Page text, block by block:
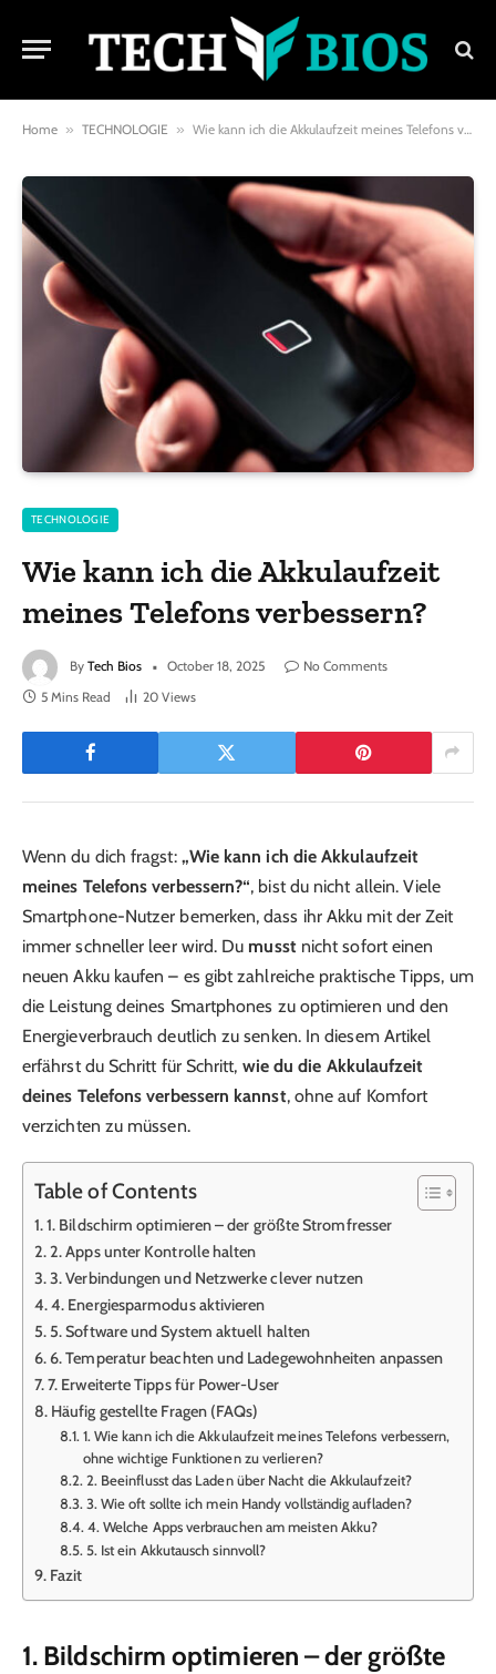
Home » TECHNOLOGIE » Wie kann ich die Akkulaufzeit meines Telefons verbessern?
TECHNOLOGIE
Wie kann ich die Akkulaufzeit
meines Telefons verbessern?
By Tech Bios October 18, 2025
No Comments
5 Mins Read
20 Views
Wenn du dich fragst: „Wie kann ich die Akkulaufzeit
meines Telefons verbessern?“, bist du nicht allein. Viele
Smartphone-Nutzer bemerken, dass ihr Akku mit der Zeit
immer schneller leer wird. Du musstnicht sofort einen
neuen Akku kaufen – es gibt zahlreiche praktische Tipps, um
die Leistung deines Smartphones zu optimieren und den
Energieverbrauch deutlich zu senken. In diesem Artikel
erfährst du Schritt für Schritt, wie du die Akkulaufzeit
deines Telefons verbessern kannst, ohne auf Komfort
verzichten zu müssen.
Table of Contents
1. Bildschirm optimieren – der größte Stromfresser
2. Apps unter Kontrolle halten
3. Verbindungen und Netzwerke clever nutzen
4. Energiesparmodus aktivieren
5. Software und System aktuell halten
6. Temperatur beachten und Ladegewohnheiten anpassen
7. Erweiterte Tipps für Power-User
Häufig gestellte Fragen (FAQs)
1. Wie kann ich die Akkulaufzeit meines Telefons verbessern,
ohne wichtige Funktionen zu verlieren?
2. Beeinflusst das Laden über Nacht die Akkulaufzeit?
3. Wie oft sollte ich mein Handy vollständig aufladen?
4. Welche Apps verbrauchen am meisten Akku?
5. Ist ein Akkutausch sinnvoll?
Fazit
1. Bildschirm optimieren – der größte